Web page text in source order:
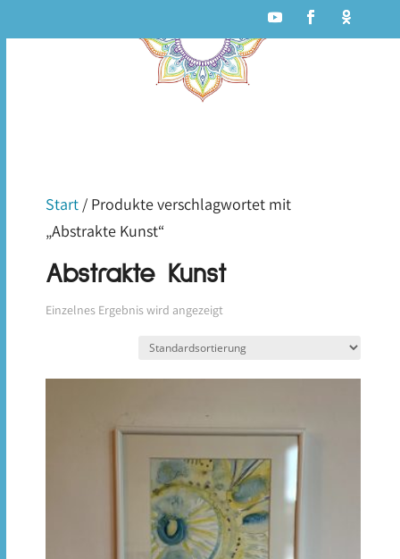
Start / Produkte verschlagwortet mit
„Abstrakte Kunst“
Abstrakte Kunst
Einzelnes Ergebnis wird angezeigt